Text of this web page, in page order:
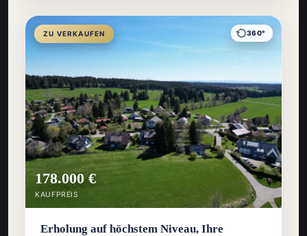
ZU VERKAUFEN 360°
178.000 €
KAUFPREIS
Erholung auf höchstem Niveau, Ihre